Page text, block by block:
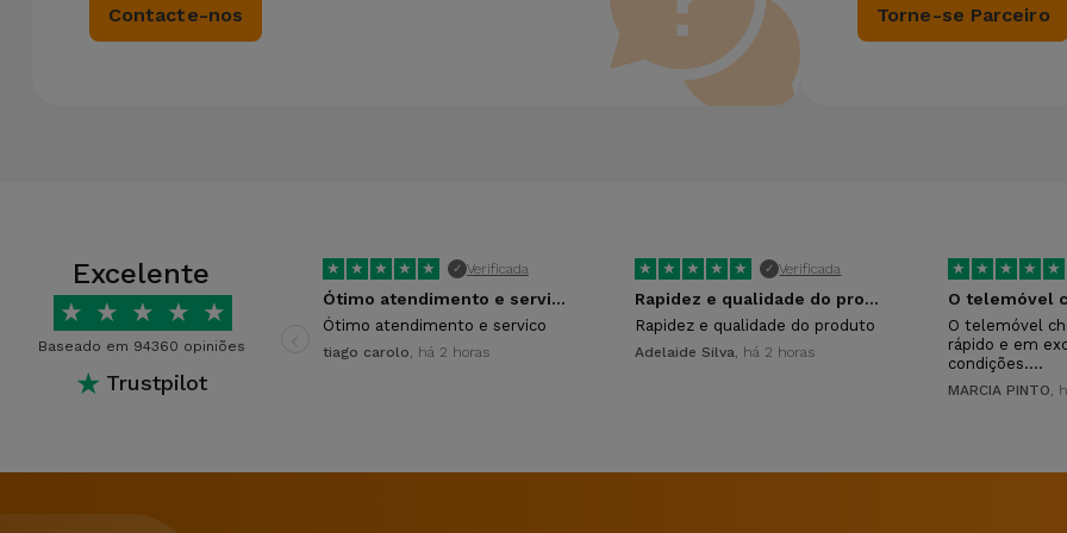
Contacte-nos Torne-se Parceiro
Excelente
★ ★ ★ ★ ★
Baseado em 94360 opiniões
★ Trustpilot
★ ★ ★ ★ ★ ✓ Verificada
Ótimo atendimento e servico
Ótimo atendimento e servico
tiago carolo , há 2 horas
★ ★ ★ ★ ★ ✓ Verificada
Rapidez e qualidade do produto
Rapidez e qualidade do produto
Adelaide Silva , há 2 horas
★ ★ ★ ★ ★
O telemóvel
rápido e em
condições.…
MARCIA PINTO ,